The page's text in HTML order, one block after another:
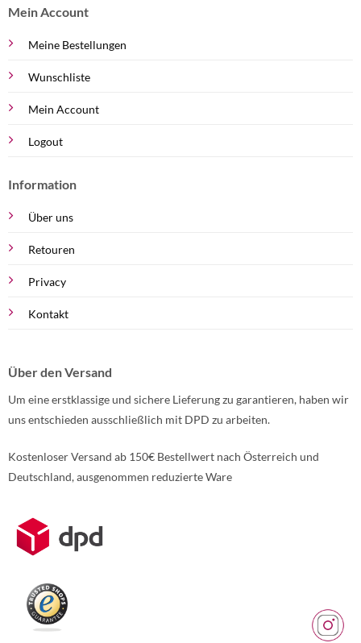
Mein Account
Meine Bestellungen
Wunschliste
Mein Account
Logout
Information
Über uns
Retouren
Privacy
Kontakt
Über den Versand
Um eine erstklassige und sichere Lieferung zu garantieren, haben wir
uns entschieden ausschließlich mit DPD zu arbeiten.
Kostenloser Versand ab 150€ Bestellwert nach Österreich und
Deutschland, ausgenommen reduzierte Ware
Weitere Informationen über den gesperrten Inhalt.